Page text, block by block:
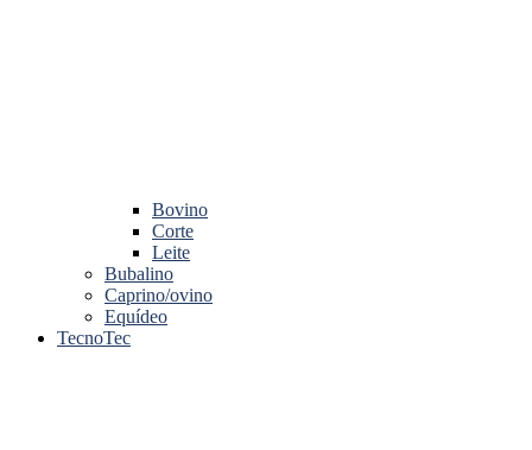
Bovino
Corte
Leite
Bubalino
Caprino/ovino
Equídeo
TecnoTec